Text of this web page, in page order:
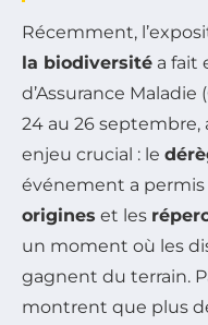
Récemment,
la biodiversité a fait
d’Assurance Maladie
24 au 26
enjeu crucial : le
événement a
origines et les
un moment où les
gagnent du terrain.
montrent que plus